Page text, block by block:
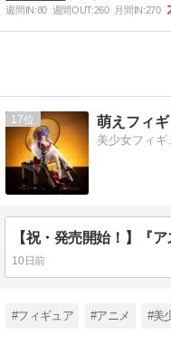
週間IN:80 週間OUT:260 月間IN:270
17
美少女フィ
10日前
#フィギュア #アニメ #美